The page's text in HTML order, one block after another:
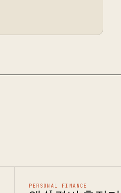
PERSONAL FINANCE